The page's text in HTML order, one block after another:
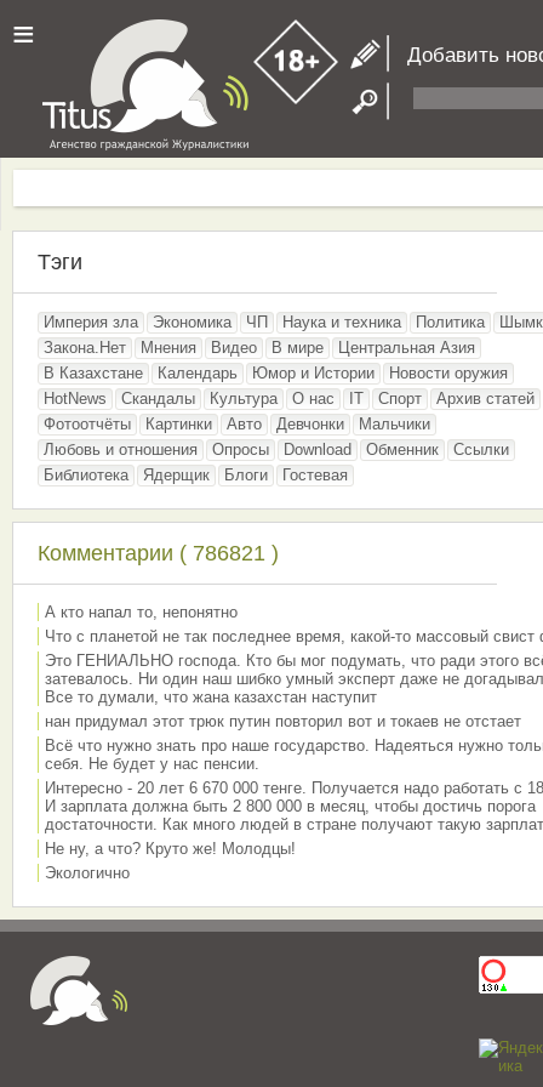
≡ Добавить
Тэги
Империя зла Экономика ЧП Наука и техника Политика
Закона.Нет
Мнения Видео В мире
Центральная Азия
В Казахстане
Календарь Юмор и Истории
Новости оружия
HotNews
Скандалы Культура О нас IT Спорт
Архив статей
Фотоотчёты
Картинки Авто Девчонки
Мальчики
Любовь и отношения
Опросы Download Обменник
Ссылки
Библиотека
Ядерщик Блоги Гостевая
Комментарии ( 786821 )
А кто напал то, непонятно
Что с планетой не так последнее время, какой-то массовый свист
Это ГЕНИАЛЬНО господа. Кто бы мог подумать, что ради этого
затевалось. Ни один наш шибко умный эксперт даже не
Все то думали, что жана казахстан наступит
нан придумал этот трюк путин повторил вот и токаев не отстает
Всё что нужно знать про наше государство. Надеяться нужно
себя. Не будет у нас пенсии.
Интересно - 20 лет 6 670 000 тенге. Получается надо работать с
И зарплата должна быть 2 800 000 в месяц, чтобы достичь порога
достаточности. Как много людей в стране получают такую
Не ну, а что? Круто же! Молодцы!
Экологично